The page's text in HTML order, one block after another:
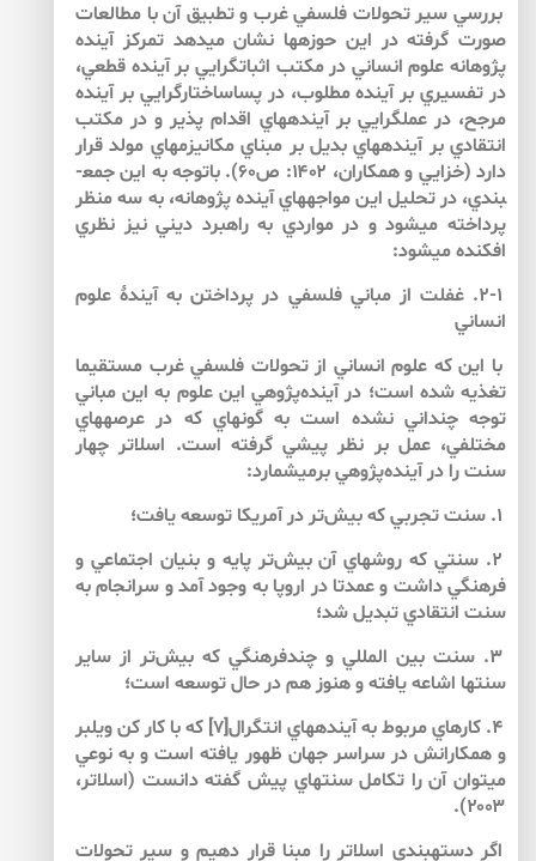
بررسي سير تحولات فلسفي غرب و تطبيق آن با مطالعات
صورت گرفته در اين حوزه­ها نشان مي­دهد تمركز آينده
پژوهانه علوم انساني در مكتب اثبات­گرايي بر آينده قطعي،
در تفسيري بر آينده مطلوب، در پساساختارگرايي بر آينده
مرجح، در عملگرايي بر آينده­هاي اقدام پذير و در مكتب
انتقادي بر آينده­هاي بديل بر مبناي مكانيزم­هاي مولد قرار
دارد (خزايي و همكاران، ۱۴۰۲: ص۶۰). باتوجه به اين جمع­
بندي، در تحليل اين مواجه­هاي آينده پژوهانه، به سه منظر
پرداخته مي­شود و در مواردي به راهبرد ديني نيز نظري
افكنده مي­شود:
۲-۱. غفلت از مباني فلسفي در پرداختن به آيندۀ علوم
انساني
با اين كه علوم انساني از تحولات فلسفي غرب مستقيما
تغذيه شده است؛ در آينده‌پژوهي اين علوم به اين مباني
توجه چنداني نشده است به گونه­اي كه در عرصه­هاي
مختلفي، عمل بر نظر پيشي گرفته است. اسلاتر چهار
سنت را در آينده‌پژوهي برمي­شمارد:
۱. سنت تجربي كه بيش‌تر در آمريكا توسعه يافت؛
۲. سنتي كه روش­هاي آن بيش‌تر پايه و بنيان اجتماعي و
فرهنگي داشت و عمدتا در اروپا به وجود آمد و سرانجام به
سنت انتقادي تبديل شد؛
۳. سنت بين المللي و چندفرهنگي كه بيش‌تر از ساير
سنت­ها اشاعه يافته و هنوز هم در حال توسعه است؛
۴. كارهاي مربوط به آينده­هاي انتگرال[۷] كه با كار كن ويلبر
و همكارانش در سراسر جهان ظهور يافته است و به نوعي
مي­توان آن را تكامل سنت­هاي پيش گفته دانست (اسلاتر،
۲۰۰۳).
اگر دسته­بندي اسلاتر را مبنا قرار دهيم و سير تحولات